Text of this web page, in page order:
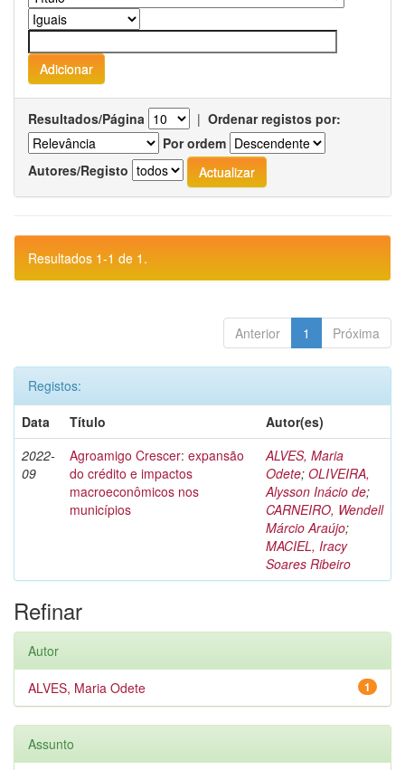
Resultados/Página | Ordenar registos por:
Por ordem
Autores/Registo
Resultados 1-1 de 1.
Anterior 1 Próxima
Registos:
Data
Título
Autor(es)
2022-
09
Agroamigo Crescer: expansão
do crédito e impactos
macroeconômicos nos
municípios
ALVES, Maria
Odete; OLIVEIRA,
Alysson Inácio de;
CARNEIRO, Wendell
Márcio Araújo;
MACIEL, Iracy
Soares Ribeiro
Refinar
Autor
1
ALVES, Maria Odete
Assunto